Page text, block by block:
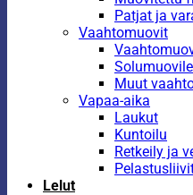
Patjat ja
Vaahtomuovit
Muut
Vapaa-aika
Laukut
Kuntoilu
Retkeily ja
Lelut